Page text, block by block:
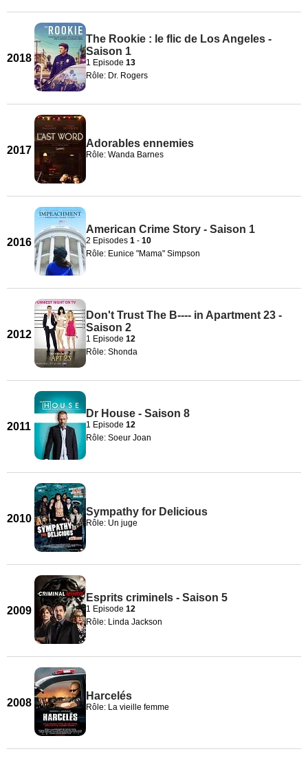
2018
The Rookie : le flic de Los Angeles -
Saison 1
1 Episode 13
Rôle: Dr. Rogers
2017
Adorables ennemies
Rôle: Wanda Barnes
2016
American Crime Story - Saison 1
2 Episodes 1 - 10
Rôle: Eunice "Mama" Simpson
2012
Don't Trust The B---- in Apartment 23 -
Saison 2
1 Episode 12
Rôle: Shonda
2011
Dr House - Saison 8
1 Episode 12
Rôle: Soeur Joan
2010
Sympathy for Delicious
Rôle: Un juge
2009
Esprits criminels - Saison 5
1 Episode 12
Rôle: Linda Jackson
2008
Harcelés
Rôle: La vieille femme